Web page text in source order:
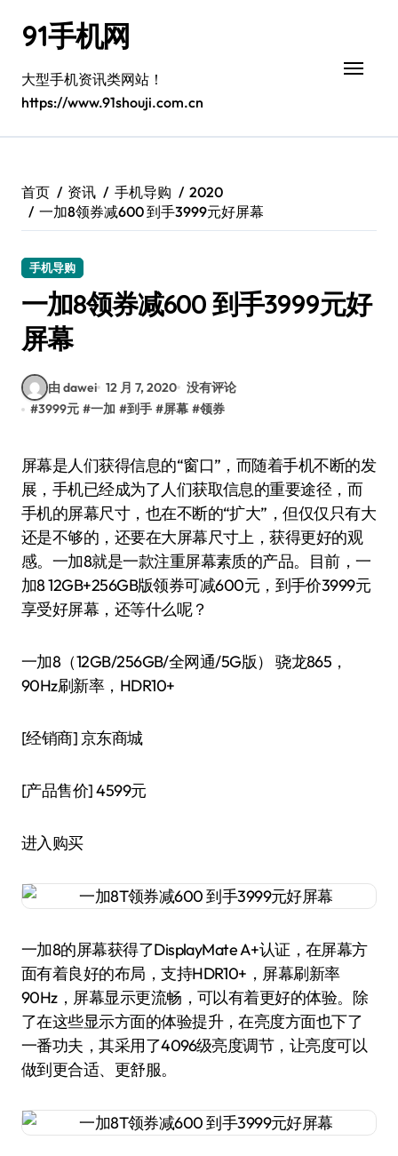
91手机网
大型手机资讯类网站！
https://www.91shouji.com.cn
首页 资讯 手机导购
2020
一加8领券减600 到手3999元好屏幕
手机导购
一加8领券减600 到手3999元好
屏幕
由 dawei 12 月 7, 2020 没有评论
#3999元 #一加 #到手 #屏幕 #领券
屏幕是人们获得信息的“窗口”，而随着手机不断的发
展，手机已经成为了人们获取信息的重要途径，而
手机的屏幕尺寸，也在不断的“扩大”，但仅仅只有大
还是不够的，还要在大屏幕尺寸上，获得更好的观
感。一加8就是一款注重屏幕素质的产品。目前，一
加8 12GB+256GB版领券可减600元，到手价3999元
享受好屏幕，还等什么呢？
一加8（12GB/256GB/全网通/5G版） 骁龙865，
90Hz刷新率，HDR10+
[经销商]京东商城
[产品售价]4599元
进入购买
一加8的屏幕获得了DisplayMate A+认证，在屏幕方
面有着良好的布局，支持HDR10+，屏幕刷新率
90Hz，屏幕显示更流畅，可以有着更好的体验。除
了在这些显示方面的体验提升，在亮度方面也下了
一番功夫，其采用了4096级亮度调节，让亮度可以
做到更合适、更舒服。